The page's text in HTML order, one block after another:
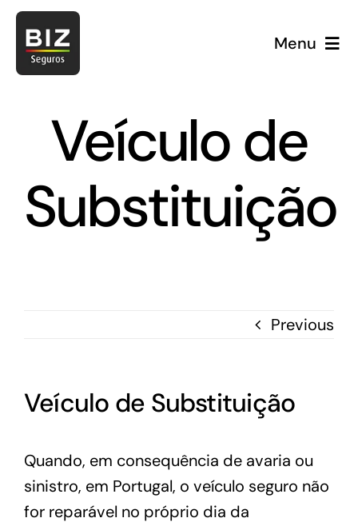
Skip
content
Menu
Veículo de
Substituição
Previous
Veículo de Substituição
Quando, em consequência de avaria ou
sinistro, em Portugal, o veículo seguro não
for reparável no próprio dia da